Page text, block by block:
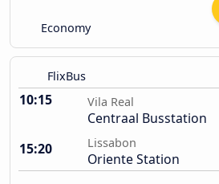
Economy
FlixBus
10:15 Vila Real
Centraal Busstation
15:20
Lissabon
Oriente Station